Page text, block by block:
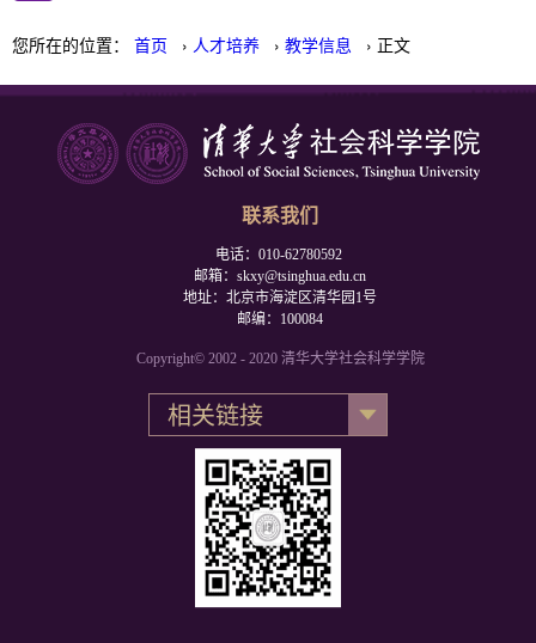
您所在的位置： 首页 › 人才培养 › 教学信息 › 正文
联系我们
电话：010-62780592
邮箱：skxy@tsinghua.edu.cn
地址：北京市海淀区清华园1号
邮编：100084
Copyright© 2002 - 2020 清华大学社会科学学院